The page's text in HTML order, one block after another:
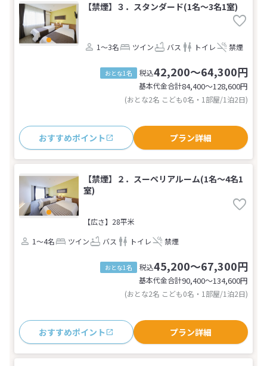
【禁煙】３．スタンダード(1名～3名1室)
1～3名 ツイン バス トイレ 禁煙
おとな1名 税込42,200～64,300円
基本代金合計84,400〜128,600円
(おとな2名 こども0名・1部屋/1泊2日)
おすすめポイント プラン詳細
【禁煙】２．スーペリアルーム(1名～4名1
室)
【広さ】28平米
1～4名
ツイン バス トイレ 禁煙
おとな1名 税込45,200～67,300円
基本代金合計90,400〜134,600円
(おとな2名 こども0名・1部屋/1泊2日)
おすすめポイント プラン詳細